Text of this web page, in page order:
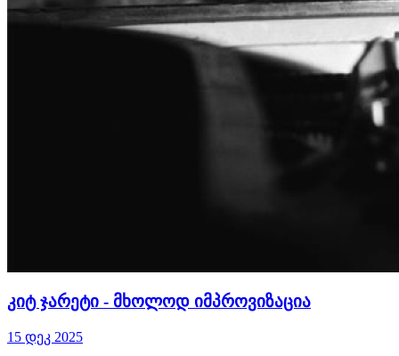
კიტ ჯარეტი - მხოლოდ იმპროვიზაცია
15 დეკ 2025